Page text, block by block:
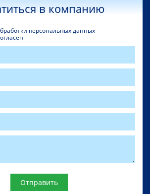
в компанию
персональных данных